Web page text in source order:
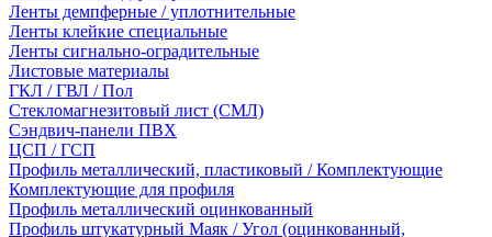
Ленты демпферные / уплотнительные
Ленты клейкие специальные
Ленты сигнально-оградительные
Листовые материалы
ГКЛ / ГВЛ / Пол
Стекломагнезитовый лист (СМЛ)
Сэндвич-панели ПВХ
ЦСП / ГСП
Профиль металлический, пластиковый / Комплектующие
Комплектующие для профиля
Профиль металлический оцинкованный
Профиль штукатурный Маяк / Угол (оцинкованный,